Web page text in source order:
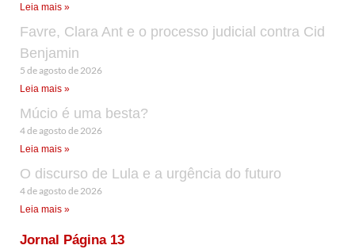
Leia mais »
Favre, Clara Ant e o processo judicial contra Cid
Benjamin
5 de agosto de 2026
Leia mais »
Múcio é uma besta?
4 de agosto de 2026
Leia mais »
O discurso de Lula e a urgência do futuro
4 de agosto de 2026
Leia mais »
Jornal Página 13